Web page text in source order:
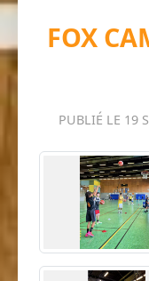
FOX
PUBLIÉ LE 19